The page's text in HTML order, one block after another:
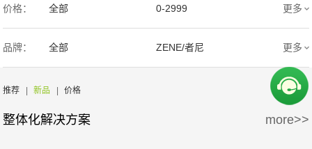
专业扩声音箱 幕布产品
声学产品 智能产品
周边产品
欧式 新中式
现代简约 简欧
价格： 全部 0-2999
3000-9999 1万-5万
5万-15万
30万-50万
更多
品牌： 全部 ZENE/者尼 更多
推荐 | 新品 | 价格
整体化解决方案 more>>